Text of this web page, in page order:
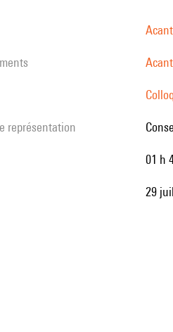
représentation
01 h
29